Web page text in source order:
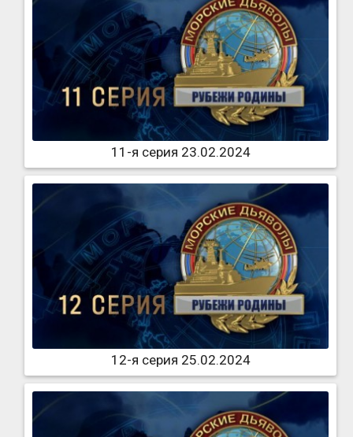
11-я серия 23.02.2024
12-я серия 25.02.2024